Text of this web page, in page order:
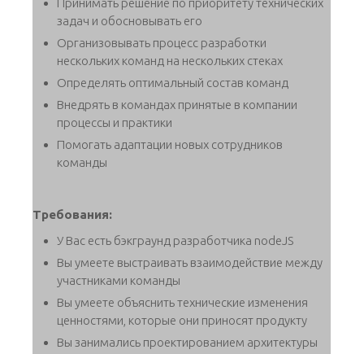
задач и обосновывать его
Организовывать процесс разработки
нескольких команд на нескольких стеках
Определять оптимальный состав команд
Внедрять в командах принятые в компании
процессы и практики
Помогать адаптации новых сотрудников
команды
Требования:
У Вас есть бэкграунд разработчика nodeJS
Вы умеете выстраивать взаимодействие между
участниками команды
Вы умеете объяснить технические изменения
ценностями, которые они приносят продукту
Вы занимались проектированием архитектуры